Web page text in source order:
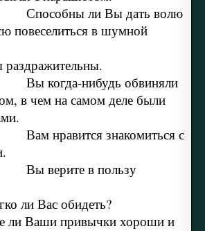
ли Вы дать волю
повеселиться в шумной
нибудь обвиняли
в чем на самом деле были
знакомиться с
в пользу
Вас обидеть?
Ваши привычки хороши и